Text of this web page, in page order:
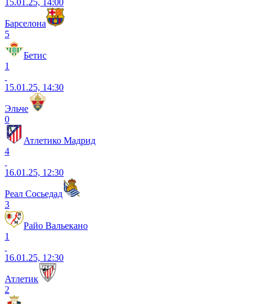
Барселона
5
Бетис
1
15.01.25, 14:30
Эльче
0
Атлетико Мадрид
4
16.01.25, 12:30
Реал Сосьедад
3
Райо Вальекано
1
16.01.25, 12:30
Атлетик
2